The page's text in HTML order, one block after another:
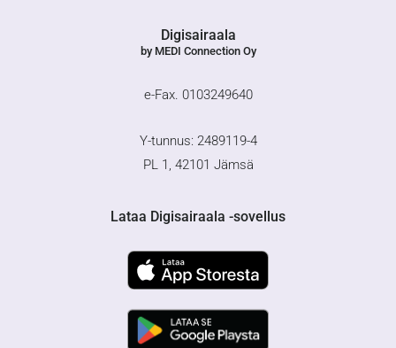
Digisairaala
by MEDI Connection Oy
e-Fax. 0103249640
Y-tunnus: 2489119-4
PL 1, 42101 Jämsä
Lataa Digisairaala -sovellus